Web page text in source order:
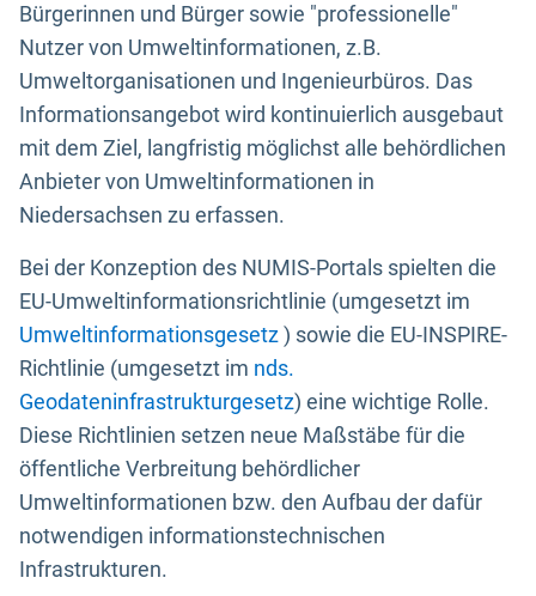
Bürgerinnen und Bürger sowie "professionelle"
Nutzer von Umweltinformationen, z.B.
Umweltorganisationen und Ingenieurbüros. Das
Informationsangebot wird kontinuierlich ausgebaut
mit dem Ziel, langfristig möglichst alle behördlichen
Anbieter von Umweltinformationen in
Niedersachsen zu erfassen.
Bei der Konzeption des NUMIS-Portals spielten die
EU-Umweltinformationsrichtlinie (umgesetzt im
Umweltinformationsgesetz) sowie die EU-INSPIRE-
Richtlinie (umgesetzt im nds.
Geodateninfrastrukturgesetz) eine wichtige Rolle.
Diese Richtlinien setzen neue Maßstäbe für die
öffentliche Verbreitung behördlicher
Umweltinformationen bzw. den Aufbau der dafür
notwendigen informationstechnischen
Infrastrukturen.